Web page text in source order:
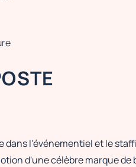
dans l'événementiel et le
d'une célèbre marque de